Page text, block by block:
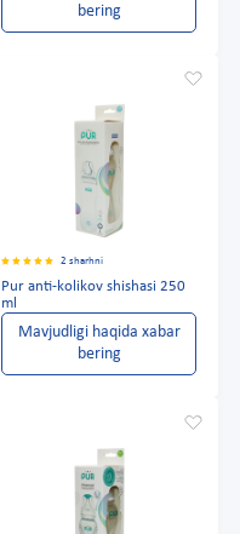
bering
2 sharhni
Pur anti-kolikov shishasi 250
ml
Mavjudligi haqida xabar
bering